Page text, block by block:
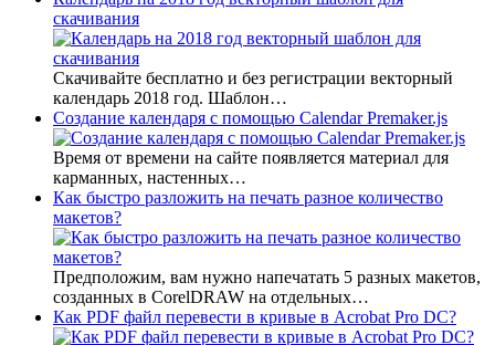
скачивания
Скачивайте бесплатно и без регистрации векторный
календарь 2018 год. Шаблон…
Создание календаря с помощью Calendar Premaker.js
Время от времени на сайте появляется материал для
карманных, настенных…
Как быстро разложить на печать разное количество
макетов?
Предположим, вам нужно напечатать 5 разных макетов,
созданных в CorelDRAW на отдельных…
Как PDF файл перевести в кривые в Acrobat Pro DC?